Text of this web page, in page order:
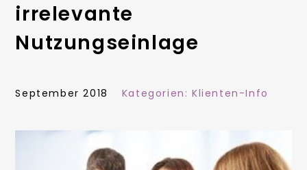
irrelevante
Nutzungseinlage
September 2018 Kategorien: Klienten-Info